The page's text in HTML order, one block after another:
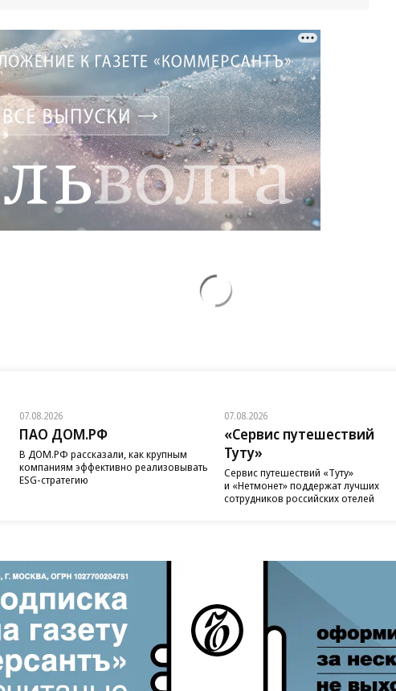
07.08.2026
ПАО ДОМ.РФ
В ДОМ.РФ рассказали, как крупным
компаниям эффективно реализовывать
ESG-стратегию
07.08.2026
«Сервис путешествий
Туту»
Сервис путешествий «Туту»
и «Нетмонет» поддержат лучших
сотрудников российских отелей